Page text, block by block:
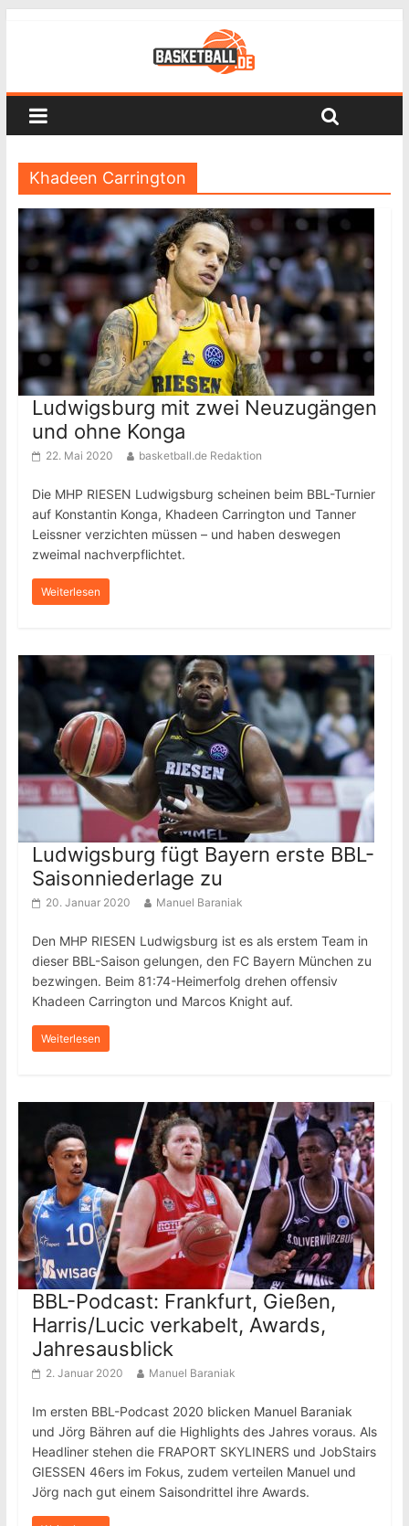
Khadeen Carrington
Ludwigsburg mit zwei Neuzugängen
und ohne Konga
22. Mai 2020 basketball.de Redaktion
Die MHP RIESEN Ludwigsburg scheinen beim BBL-Turnier
auf Konstantin Konga, Khadeen Carrington und Tanner
Leissner verzichten müssen – und haben deswegen
zweimal nachverpflichtet.
Weiterlesen
Ludwigsburg fügt Bayern erste BBL-
Saisonniederlage zu
20. Januar 2020 Manuel Baraniak
Den MHP RIESEN Ludwigsburg ist es als erstem Team in
dieser BBL-Saison gelungen, den FC Bayern München zu
bezwingen. Beim 81:74-Heimerfolg drehen offensiv
Khadeen Carrington und Marcos Knight auf.
Weiterlesen
BBL-Podcast: Frankfurt, Gießen,
Harris/Lucic verkabelt, Awards,
Jahresausblick
2. Januar 2020 Manuel Baraniak
Im ersten BBL-Podcast 2020 blicken Manuel Baraniak
und Jörg Bähren auf die Highlights des Jahres voraus. Als
Headliner stehen die FRAPORT SKYLINERS und JobStairs
GIESSEN 46ers im Fokus, zudem verteilen Manuel und
Jörg nach gut einem Saisondrittel ihre Awards.